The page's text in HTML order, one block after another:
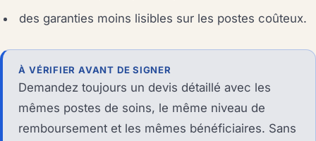
des garanties moins lisibles sur les postes coûteux.
À VÉRIFIER AVANT DE SIGNER
Demandez toujours un devis détaillé avec les
mêmes postes de soins, le même niveau de
remboursement et les mêmes bénéficiaires. Sans